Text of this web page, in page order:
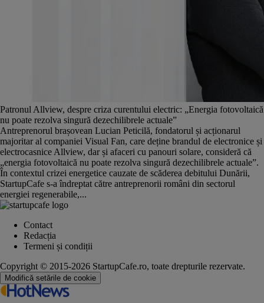
Patronul Allview, despre criza curentului electric: „Energia fotovoltaică
nu poate rezolva singură dezechilibrele actuale”
Antreprenorul brașovean Lucian Peticilă, fondatorul și acționarul
majoritar al companiei Visual Fan, care deține brandul de electronice și
electrocasnice Allview, dar și afaceri cu panouri solare, consideră că
„energia fotovoltaică nu poate rezolva singură dezechilibrele actuale”.
În contextul crizei energetice cauzate de scăderea debitului Dunării,
StartupCafe s-a îndreptat către antreprenorii români din sectorul
energiei regenerabile,...
Contact
Redacția
Termeni și condiții
Copyright © 2015-2026 StartupCafe.ro, toate drepturile rezervate.
Modifică setările de cookie